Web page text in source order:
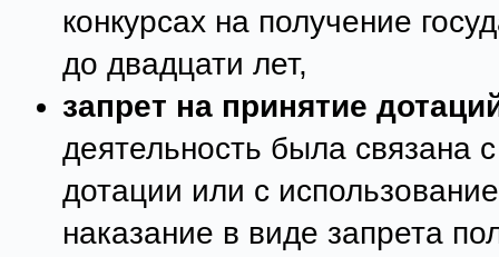
конкурсах на получение
до двадцати лет,
запрет на принятие
деятельность была связана
дотации или с
наказание в виде запрета